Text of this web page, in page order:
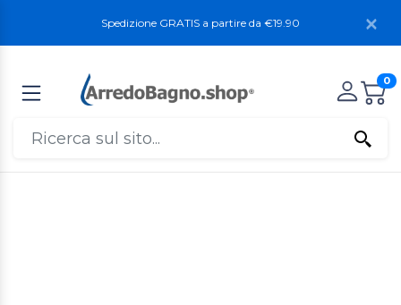
Spedizione GRATIS a partire da €19.90
0